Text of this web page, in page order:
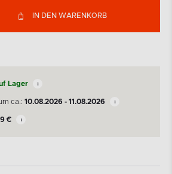
IN DEN WARENKORB
Lager
ca.: 10.08.2026 - 11.08.2026
€